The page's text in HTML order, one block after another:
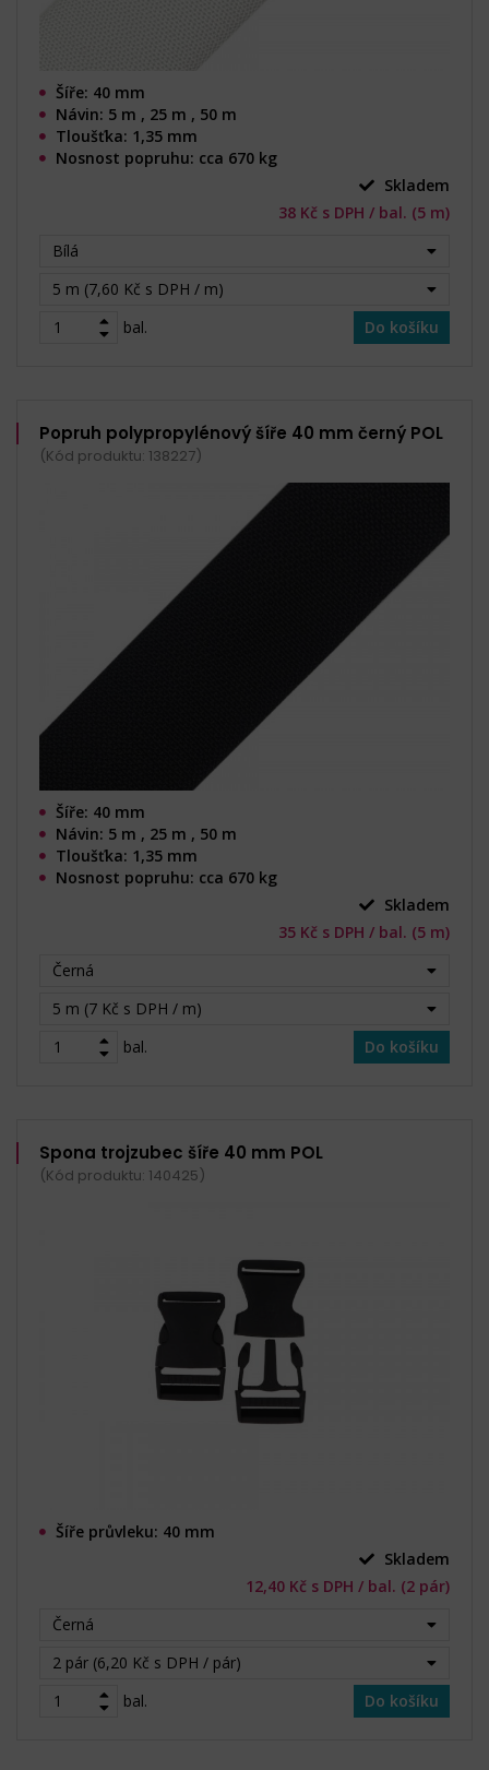
Šíře: 40 mm
Návin: 5 m , 25 m , 50 m
Tloušťka: 1,35 mm
Nosnost popruhu: cca 670 kg
Skladem
38 Kč s DPH / bal. (5 m)
Bílá
5 m (7,60 Kč s DPH / m)
bal.
Do košíku
Popruh polypropylénový šíře 40 mm černý POL
(Kód produktu: 138227)
Šíře: 40 mm
Návin: 5 m , 25 m , 50 m
Tloušťka: 1,35 mm
Nosnost popruhu: cca 670 kg
Skladem
35 Kč s DPH / bal. (5 m)
Černá
5 m (7 Kč s DPH / m)
bal.
Do košíku
Spona trojzubec šíře 40 mm POL
(Kód produktu: 140425)
Šíře průvleku: 40 mm
Skladem
12,40 Kč s DPH / bal. (2 pár)
Černá
2 pár (6,20 Kč s DPH / pár)
bal.
Do košíku